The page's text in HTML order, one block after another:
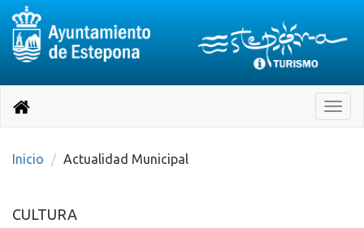
página
Toggle
Destino:
Volver
inicio
Inicio Actualidad Municipal
CULTURA